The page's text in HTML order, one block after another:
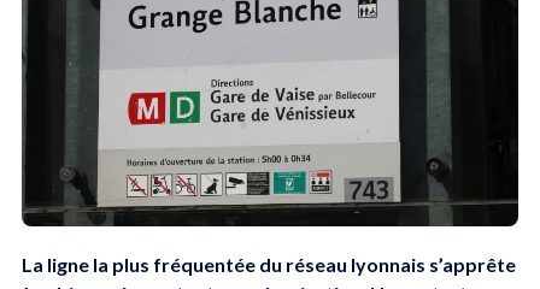
La ligne la plus fréquentée du réseau lyonnais s’apprête